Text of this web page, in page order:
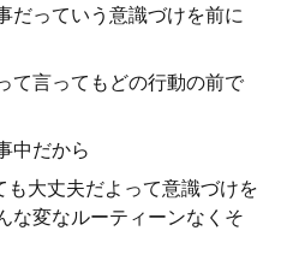
だっていう意識づけを前に
て言ってもどの行動の前で
中だから
大丈夫だよって意識づけを
な変なルーティーンなくそ